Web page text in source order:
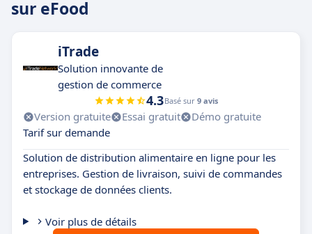
sur eFood
iTrade
Solution innovante de
gestion de commerce
4.3Basé sur 9 avis
Version gratuite Essai gratuit
Démo gratuite
Tarif sur demande
Solution de distribution alimentaire en ligne pour les
entreprises. Gestion de livraison, suivi de commandes
et stockage de données clients.
Voir plus de détails